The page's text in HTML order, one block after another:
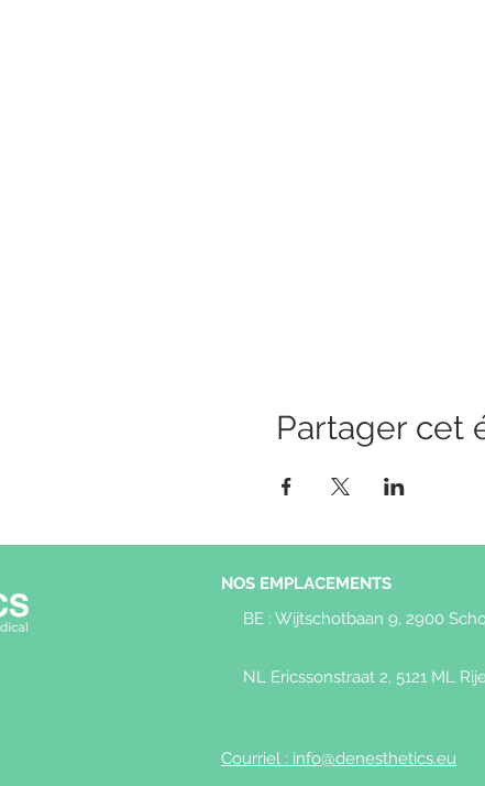
Partager cet
NOS EMPLACEMENTS
BE : Wijtschotbaan 9, 2900
NL Ericssonstraat 2, 5121 ML
Courriel : info@denesthetics.eu